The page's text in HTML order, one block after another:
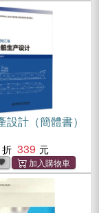
設計（簡體書）
339